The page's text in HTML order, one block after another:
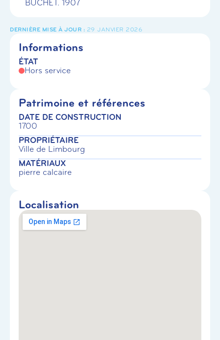
BUCHET. 1907
29 JANVIER 2026
Informations
ÉTAT
Hors service
Patrimoine et références
DATE DE CONSTRUCTION
1700
PROPRIÉTAIRE
Ville de Limbourg
MATÉRIAUX
pierre calcaire
Localisation